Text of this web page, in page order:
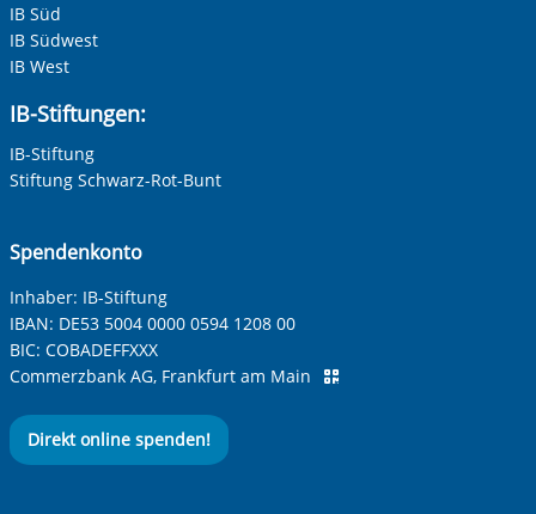
Ihre Telefonnummer
Betreff ihrer Anfrage
Ihre Nachricht
Anti-Roboter-Verifizierung
IB Süd
IB Südwest
IB West
IB-Stiftungen:
IB-Stiftung
Stiftung Schwarz-Rot-Bunt
Spendenkonto
Inhaber: IB-Stiftung
IBAN: DE53 5004 0000 0594 1208 00
BIC: COBADEFFXXX
Commerzbank AG, Frankfurt am Main
Direkt online spenden!